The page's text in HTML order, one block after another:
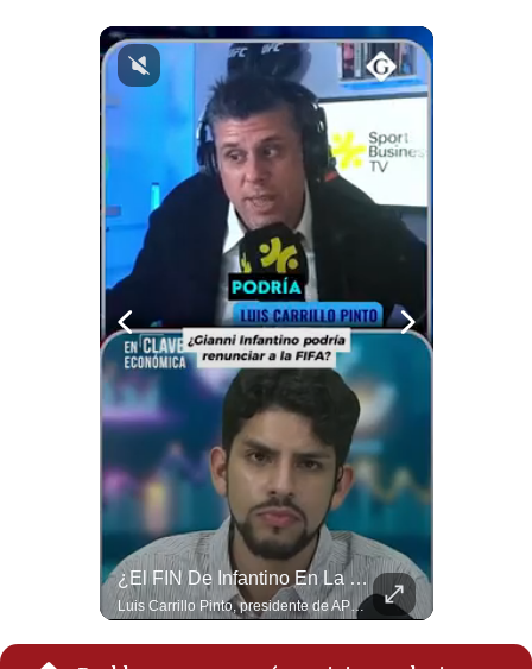
Fotogalerías
gestion.pe
Condiciones
Privacidad
¿El FIN De Infantino En La FIFA? El Grave Pronóstico Sobre Su Renuncia | #EnClaveEconómica
Luis Carrillo Pinto, presidente de APEMD pronostica meses muy difíciles para Infantino y sostiene que una mayor presión de la UEFA, junto con nuevas investigaciones periodísticas, podría llevarlo a dimitir. También menciona renuncias internas y acusaciones de que el proyecto fue impulsado por una sola persona. #GianniInfantino #FIFA #UEFA #LuisCarrilloPinto #APEMD #Futbol #NoticiasDeportivas #Mundial #Shorts 👉 Suscríbete y activa la campana para no perderte nuestro análisis diario. 🌎 Síguenos en nuestras redes sociales: 📌 Web oficial: https://gestion.pe/mundo/ 📌 LinkedIn: http://bit.ly/3HYIET0 📌 X (Twitter): http://bit.ly/4noZtX9 📌 TikTok: http://bit.ly/4evB6TO